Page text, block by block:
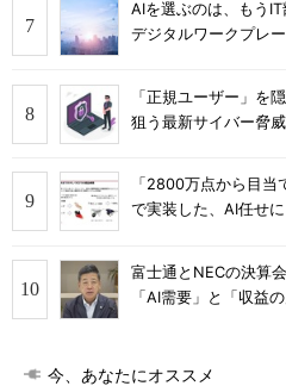
AIを選ぶのは、もう
デジタルワークプレ
「正規ユーザー」を
狙う最新サイバー脅威
「2800万点から目
で実装した、AI任せ
富士通とNECの決算
「AI需要」と「収益の
今、あなたにオススメ